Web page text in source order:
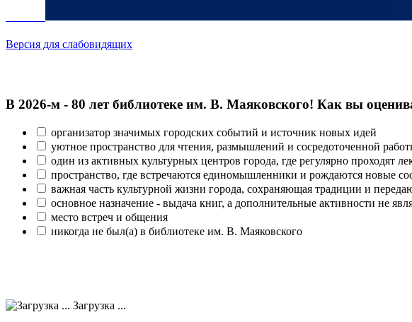
Версия для слабовидящих
В 2026‑м - 80 лет библиотеке им. В. Маяковского! Как вы
организатор значимых городских событий и источник новых идей
уютное пространство для чтения, размышлений и сосредоточенной
один из активных культурных центров города, где регулярно проходят
пространство, где встречаются единомышленники и рождаются новые
важная часть культурной жизни города, сохраняющая традиции и
основное назначение - выдача книг, а дополнительные активности не
место встреч и общения
никогда не был(а) в библиотеке им. В. Маяковского
Загрузка ...